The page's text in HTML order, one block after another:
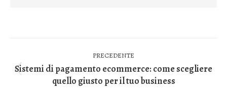
tra
PRECEDENTE
Post
Sistemi di pagamento ecommerce: come scegliere
quello giusto per il tuo business